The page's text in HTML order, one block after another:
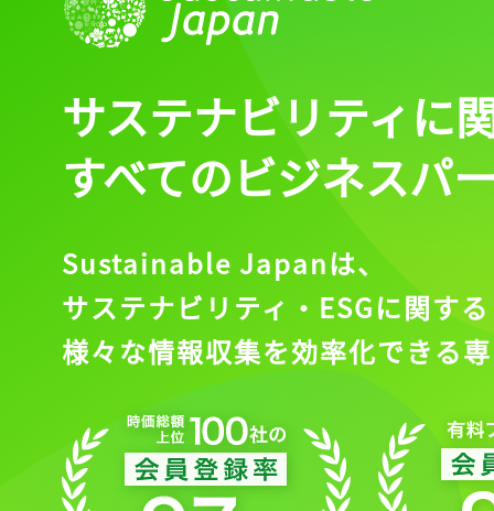
サステナビリティに
すべてのビジネスパ
Sustainable Japanは、
サステナビリティ・ESGに関する
様々な情報収集を効率化できる